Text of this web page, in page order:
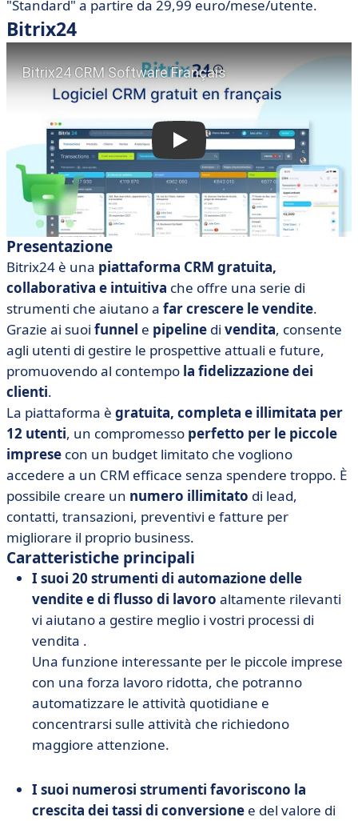
"Standard" a partire da 29,99 euro/mese/utente.
Bitrix24
Presentazione
Bitrix24 è una piattaforma CRM gratuita,
collaborativa e intuitiva che offre una serie di
strumenti che aiutano a far crescere le vendite.
Grazie ai suoi funnel e pipeline di vendita, consente
agli utenti di gestire le prospettive attuali e future,
promuovendo al contempo la fidelizzazione dei
clienti.
La piattaforma è gratuita, completa e illimitata per
12 utenti, un compromesso perfetto per le piccole
imprese con un budget limitato che vogliono
accedere a un CRM efficace senza spendere troppo. È
possibile creare un numero illimitato di lead,
contatti, transazioni, preventivi e fatture per
migliorare il proprio business.
Caratteristiche principali
I suoi 20 strumenti di automazione delle
vendite e di flusso di lavoro altamente rilevanti
vi aiutano a gestire meglio i vostri processi di
vendita .
Una funzione interessante per le piccole imprese
con una forza lavoro ridotta, che potranno
automatizzare le attività quotidiane e
concentrarsi sulle attività che richiedono
maggiore attenzione.
I suoi numerosi strumenti favoriscono la
crescita dei tassi di conversione e del valore di